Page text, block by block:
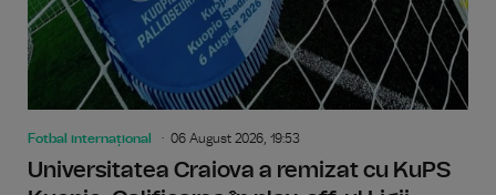
Fotbal internațional 06 August 2026, 19:53
Universitatea Craiova a remizat cu KuPS